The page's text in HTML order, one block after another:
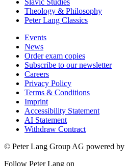
Theology & Philosophy
Peter Lang Classics
Events
News
Order exam copies
Subscribe to our newsletter
Careers
Privacy Policy
Terms & Conditions
Imprint
Accessibility Statement
AI Statement
Withdraw Contract
© Peter Lang Group AG powered by
Follow Peter Lang on